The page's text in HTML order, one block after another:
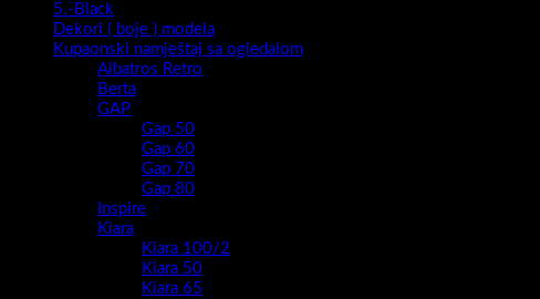
5.-Black
Dekori ( boje ) modela
Kupaonski namještaj sa ogledalom
Albatros Retro
Berta
GAP
Gap 50
Gap 60
Gap 70
Gap 80
Inspire
Kiara
Kiara 100/2
Kiara 50
Kiara 65